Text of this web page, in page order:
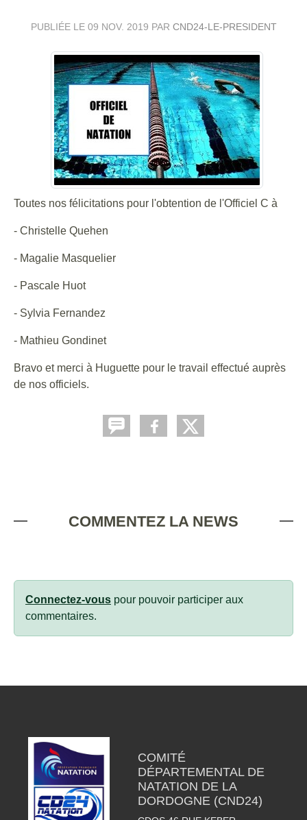
PUBLIÉE LE 09 NOV. 2019 PAR CND24-LE-PRESIDENT
Toutes nos félicitations pour l'obtention de l'Officiel C à
- Christelle Quehen
- Magalie Masquelier
- Pascale Huot
- Sylvia Fernandez
- Mathieu Gondinet
Bravo et merci à Huguette pour le travail effectué auprès
de nos officiels.
COMMENTEZ LA NEWS
Connectez-vous pour pouvoir participer aux
commentaires.
COMITÉ
DÉPARTEMENTAL DE
NATATION DE LA
DORDOGNE (CND24)